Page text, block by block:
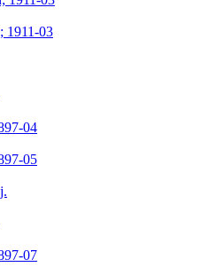
1911-03
04
05
07